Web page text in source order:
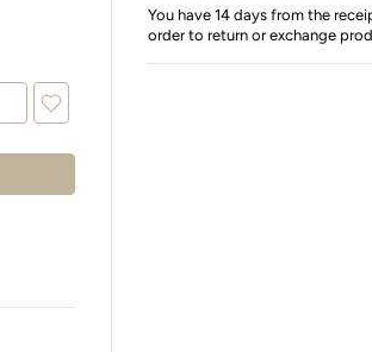
You have 14 days from the
order to return or exchange